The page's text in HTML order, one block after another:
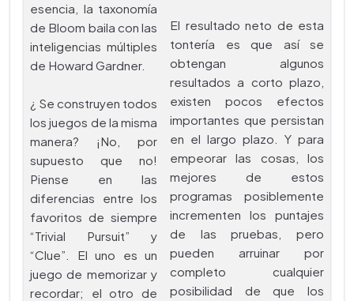
esencia, la taxonomía
de Bloom baila con las
inteligencias múltiples
de Howard Gardner.
¿ Se construyen todos
los juegos de la misma
manera? ¡No, por
supuesto que no!
Piense en las
diferencias entre los
favoritos de siempre
“Trivial Pursuit” y
“Clue”. El uno es un
juego de memorizar y
recordar; el otro de
El resultado neto de esta
tontería es que así se
obtengan algunos
resultados a corto plazo,
existen pocos efectos
importantes que persistan
en el largo plazo. Y para
empeorar las cosas, los
mejores de estos
programas posiblemente
incrementen los puntajes
de las pruebas, pero
pueden arruinar por
completo cualquier
posibilidad de que los